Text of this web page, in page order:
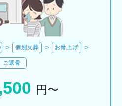
個別火葬 お骨上げ
ご返骨
円〜